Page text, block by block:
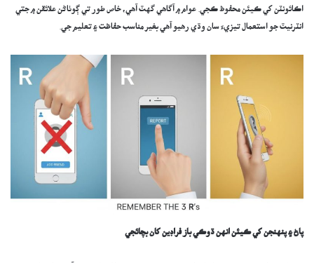
اڪائونٽن کي ڪيئن محفوظ ڪجي. عوام ۾ آگاهي گهٽ آهي، خاص طور تي ڳوٺاڻن علائقن ۾ جتي
انٽرنيٽ جو استعمال تيزيءَ سان وڌي رهيو آهي بغير مناسب حفاظت ۽ تعليم جي.
پاڻ ۽ پنهنجن کي ڪيئن انهن ڌوڪي باز فراڊين کان بچائجي